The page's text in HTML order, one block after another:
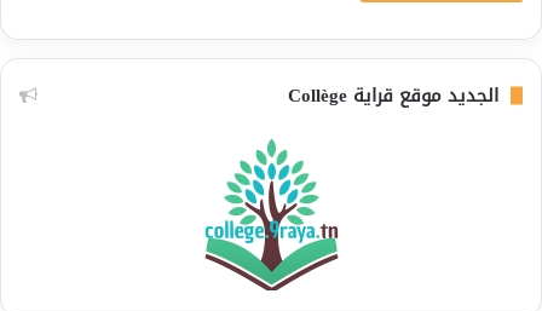
الجديد موقع قراية Collège